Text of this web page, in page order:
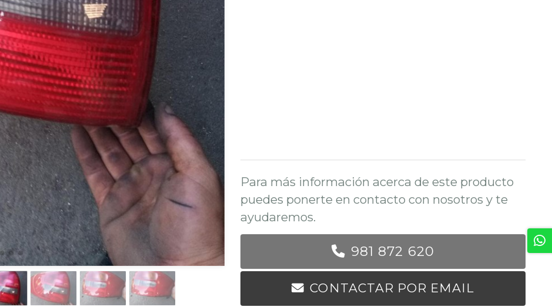
Para más información acerca de este producto
puedes ponerte en contacto con nosotros y te
ayudaremos.
981 872 620
CONTACTAR POR EMAIL